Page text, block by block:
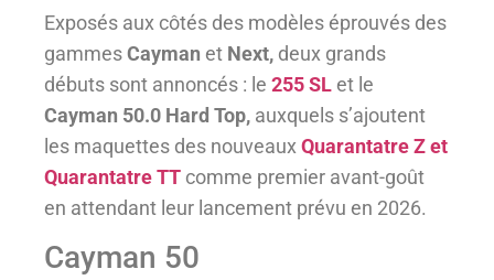
Exposés aux côtés des modèles éprouvés des
gammesCayman et Next, deux grands
débuts sont annoncés : le 255 SL et le
Cayman 50.0 Hard Top, auxquels s’ajoutent
les maquettes des nouveaux Quarantatre Z et
Quarantatre TT comme premier avant-goût
en attendant leur lancement prévu en 2026.
Cayman 50